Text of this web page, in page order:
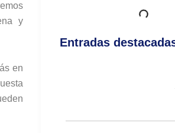
y
en
Entradas